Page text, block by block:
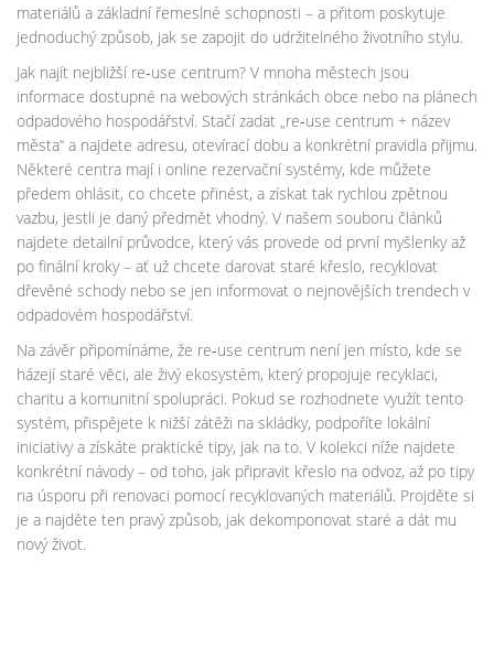
materiálů a základní řemeslné schopnosti – a přitom poskytuje
jednoduchý způsob, jak se zapojit do udržitelného životního stylu.
Jak najít nejbližší re‑use centrum? V mnoha městech jsou
informace dostupné na webových stránkách obce nebo na plánech
odpadového hospodářství. Stačí zadat „re‑use centrum + název
města“ a najdete adresu, otevírací dobu a konkrétní pravidla přijmu.
Některé centra mají i online rezervační systémy, kde můžete
předem ohlásit, co chcete přinést, a získat tak rychlou zpětnou
vazbu, jestli je daný předmět vhodný. V našem souboru článků
najdete detailní průvodce, který vás provede od první myšlenky až
po finální kroky – ať už chcete darovat staré křeslo, recyklovat
dřevěné schody nebo se jen informovat o nejnovějších trendech v
odpadovém hospodářství.
Na závěr připomínáme, že re‑use centrum není jen místo, kde se
házejí staré věci, ale živý ekosystém, který propojuje recyklaci,
charitu a komunitní spolupráci. Pokud se rozhodnete využít tento
systém, přispějete k nižší zátěži na skládky, podpoříte lokální
iniciativy a získáte praktické tipy, jak na to. V kolekci níže najdete
konkrétní návody – od toho, jak připravit křeslo na odvoz, až po tipy
na úsporu při renovaci pomocí recyklovaných materiálů. Projděte si
je a najděte ten pravý způsob, jak dekomponovat staré a dát mu
nový život.